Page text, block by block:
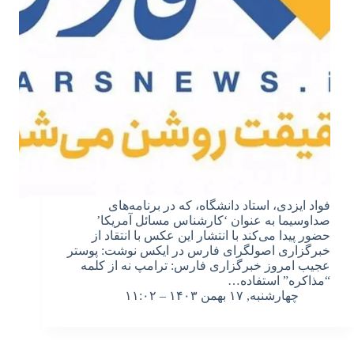
فواد ایزدی، استاد دانشگاه، که در برنامه‌های
صداوسیما به عنوان ‘کارشناس مسائل آمریکا’
حضور پیدا می‌کند با انتشار این عکس با انتقاد از
خبرگزاری اصولگرای فارس در ایکس نوشت: پوستر
عجیب امروز خبرگزاری فارس: ترامپ نه از کلمه
“مذاکره” استفاده…
چهارشنبه, ۱۷ بهمن ۱۴۰۳ – ۱۱:۰۲